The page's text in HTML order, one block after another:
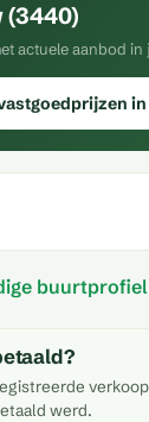
(3440)
actuele aanbod
werd.